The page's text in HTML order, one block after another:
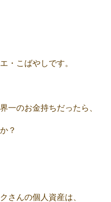
・こばやしです。
一のお金持ちだったら、
？
さんの個人資産は、